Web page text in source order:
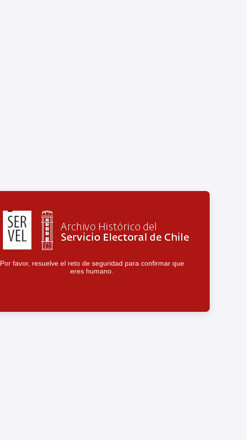
Por favor, resuelve el reto de seguridad para confirmar que
eres humano.